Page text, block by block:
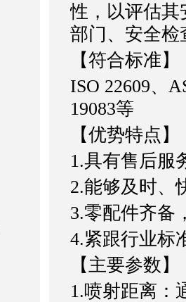
性，以评估其
部门、安全检
【符合标准】
ISO 22609、
19083等
【优势特点】
1.具有售后服
2.能够及时、
3.零配件齐备
4.紧跟行业标
【主要参数】
1.喷射距离：